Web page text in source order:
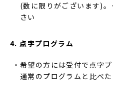
(数に限りがございます)。
さい
4. 点字プログラム
希望の方には受付で点字
通常のプログラムと比べ